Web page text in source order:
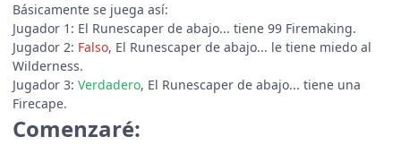
Básicamente se juega así:
Jugador 1: El Runescaper de abajo... tiene 99 Firemaking.
Jugador 2: Falso, El Runescaper de abajo... le tiene miedo al
Wilderness.
Jugador 3: Verdadero, El Runescaper de abajo... tiene una
Firecape.
Comenzaré: